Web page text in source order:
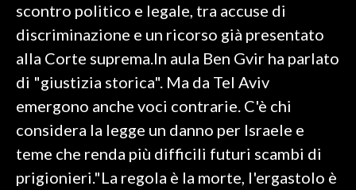
GOSSIP
SALUTE
SARDEGNA TURISMO
SARDI NEL MONDO
NOTIZIE
EVENTI
scontro politico e legale, tra accuse di
discriminazione e un ricorso già presentato
alla Corte suprema.In aula Ben Gvir ha parlato
di "giustizia storica". Ma da Tel Aviv
emergono anche voci contrarie. C'è chi
considera la legge un danno per Israele e
teme che renda più difficili futuri scambi di
prigionieri."La regola è la morte, l'ergastolo è